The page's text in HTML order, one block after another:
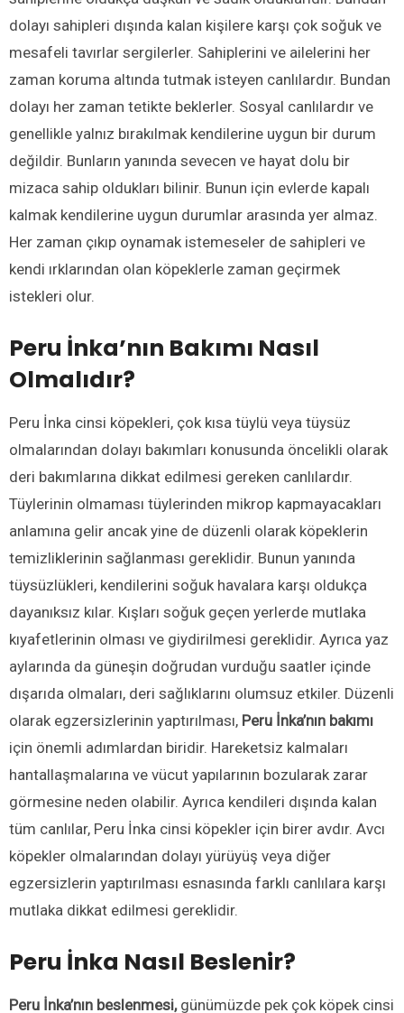
dolayı sahipleri dışında kalan kişilere karşı çok soğuk ve
mesafeli tavırlar sergilerler. Sahiplerini ve ailelerini her
zaman koruma altında tutmak isteyen canlılardır. Bundan
dolayı her zaman tetikte beklerler. Sosyal canlılardır ve
genellikle yalnız bırakılmak kendilerine uygun bir durum
değildir. Bunların yanında sevecen ve hayat dolu bir
mizaca sahip oldukları bilinir. Bunun için evlerde kapalı
kalmak kendilerine uygun durumlar arasında yer almaz.
Her zaman çıkıp oynamak istemeseler de sahipleri ve
kendi ırklarından olan köpeklerle zaman geçirmek
istekleri olur.
Peru İnka’nın Bakımı Nasıl
Olmalıdır?
Peru İnka cinsi köpekleri, çok kısa tüylü veya tüysüz
olmalarından dolayı bakımları konusunda öncelikli olarak
deri bakımlarına dikkat edilmesi gereken canlılardır.
Tüylerinin olmaması tüylerinden mikrop kapmayacakları
anlamına gelir ancak yine de düzenli olarak köpeklerin
temizliklerinin sağlanması gereklidir. Bunun yanında
tüysüzlükleri, kendilerini soğuk havalara karşı oldukça
dayanıksız kılar. Kışları soğuk geçen yerlerde mutlaka
kıyafetlerinin olması ve giydirilmesi gereklidir. Ayrıca yaz
aylarında da güneşin doğrudan vurduğu saatler içinde
dışarıda olmaları, deri sağlıklarını olumsuz etkiler. Düzenli
olarak egzersizlerinin yaptırılması, Peru İnka’nın bakımı
için önemli adımlardan biridir. Hareketsiz kalmaları
hantallaşmalarına ve vücut yapılarının bozularak zarar
görmesine neden olabilir. Ayrıca kendileri dışında kalan
tüm canlılar, Peru İnka cinsi köpekler için birer avdır. Avcı
köpekler olmalarından dolayı yürüyüş veya diğer
egzersizlerin yaptırılması esnasında farklı canlılara karşı
mutlaka dikkat edilmesi gereklidir.
Peru İnka Nasıl Beslenir?
Peru İnka’nın beslenmesi, günümüzde pek çok köpek cinsi